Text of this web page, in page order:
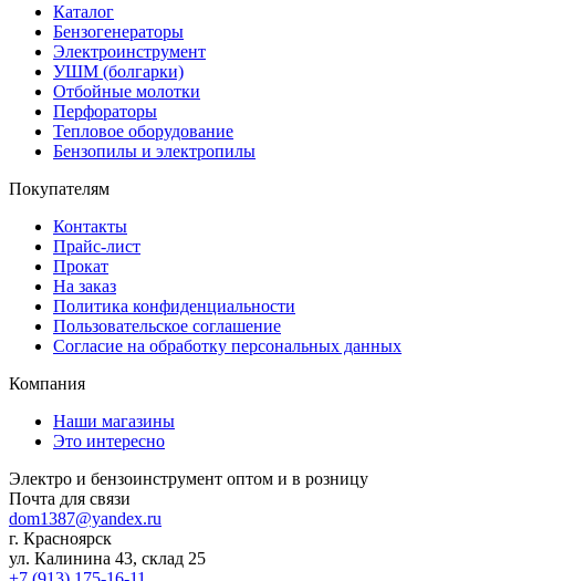
Каталог
Бензогенераторы
Электроинструмент
УШМ (болгарки)
Отбойные молотки
Перфораторы
Тепловое оборудование
Бензопилы и электропилы
Покупателям
Контакты
Прайс-лист
Прокат
На заказ
Политика конфиденциальности
Пользовательское соглашение
Согласие на обработку персональных данных
Компания
Наши магазины
Это интересно
Электро и бензоинструмент оптом и в розницу
Почта для связи
dom1387@yandex.ru
г. Красноярск
ул. Калинина 43, склад 25